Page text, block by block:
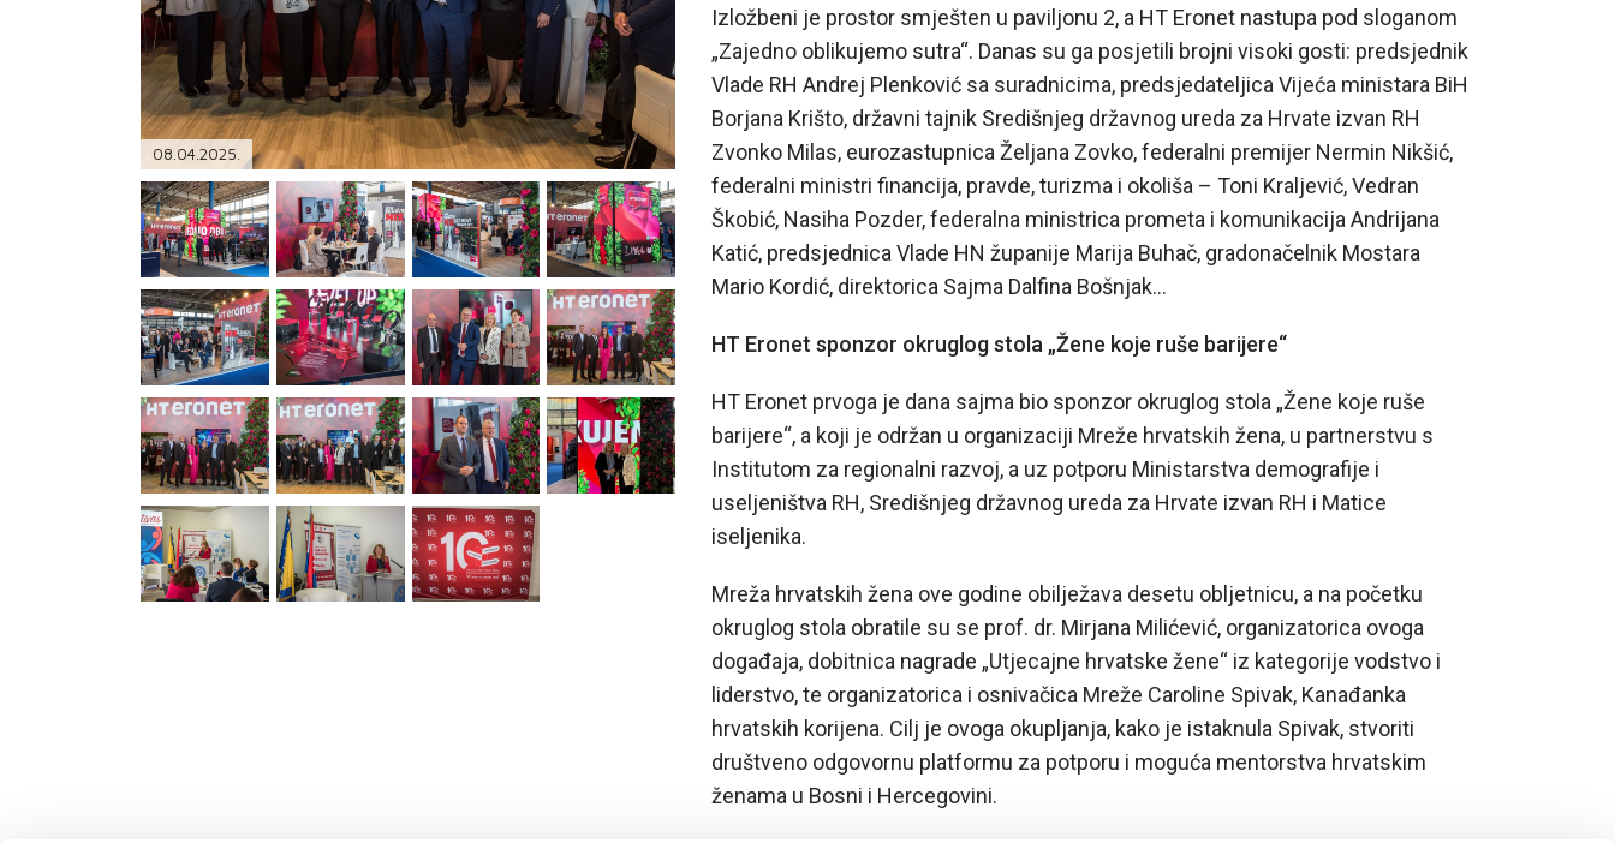
08.04.2025.
Izložbeni je prostor smješten u paviljonu 2, a HT Eronet nastupa pod sloganom
„Zajedno oblikujemo sutra“. Danas su ga posjetili brojni visoki gosti: predsjednik
Vlade RH Andrej Plenković sa suradnicima, predsjedateljica Vijeća ministara BiH
Borjana Krišto, državni tajnik Središnjeg državnog ureda za Hrvate izvan RH
Zvonko Milas, eurozastupnica Željana Zovko, federalni premijer Nermin Nikšić,
federalni ministri financija, pravde, turizma i okoliša – Toni Kraljević, Vedran
Škobić, Nasiha Pozder, federalna ministrica prometa i komunikacija Andrijana
Katić, predsjednica Vlade HN županije Marija Buhač, gradonačelnik Mostara
Mario Kordić, direktorica Sajma Dalfina Bošnjak…
HT Eronet sponzor okruglog stola „Žene koje ruše barijere“
HT Eronet prvoga je dana sajma bio sponzor okruglog stola „Žene koje ruše
barijere“, a koji je održan u organizaciji Mreže hrvatskih žena, u partnerstvu s
Institutom za regionalni razvoj, a uz potporu Ministarstva demografije i
useljeništva RH, Središnjeg državnog ureda za Hrvate izvan RH i Matice
iseljenika.
Mreža hrvatskih žena ove godine obilježava desetu obljetnicu, a na početku
okruglog stola obratile su se prof. dr. Mirjana Milićević, organizatorica ovoga
događaja, dobitnica nagrade „Utjecajne hrvatske žene“ iz kategorije vodstvo i
liderstvo, te organizatorica i osnivačica Mreže Caroline Spivak, Kanađanka
hrvatskih korijena. Cilj je ovoga okupljanja, kako je istaknula Spivak, stvoriti
društveno odgovornu platformu za potporu i moguća mentorstva hrvatskim
ženama u Bosni i Hercegovini.